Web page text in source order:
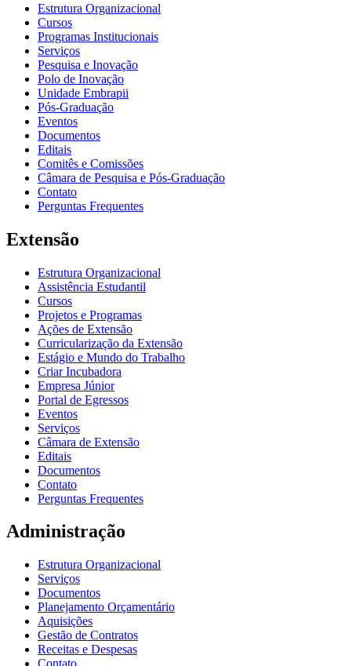
Estrutura Organizacional
Cursos
Programas Institucionais
Serviços
Pesquisa e Inovação
Polo de Inovação
Unidade Embrapii
Pós-Graduação
Eventos
Documentos
Editais
Comitês e Comissões
Câmara de Pesquisa e Pós-Graduação
Contato
Perguntas Frequentes
Extensão
Estrutura Organizacional
Assistência Estudantil
Cursos
Projetos e Programas
Ações de Extensão
Curricularização da Extensão
Estágio e Mundo do Trabalho
Criar Incubadora
Empresa Júnior
Portal de Egressos
Eventos
Serviços
Câmara de Extensão
Editais
Documentos
Contato
Perguntas Frequentes
Administração
Estrutura Organizacional
Serviços
Documentos
Planejamento Orçamentário
Aquisições
Gestão de Contratos
Receitas e Despesas